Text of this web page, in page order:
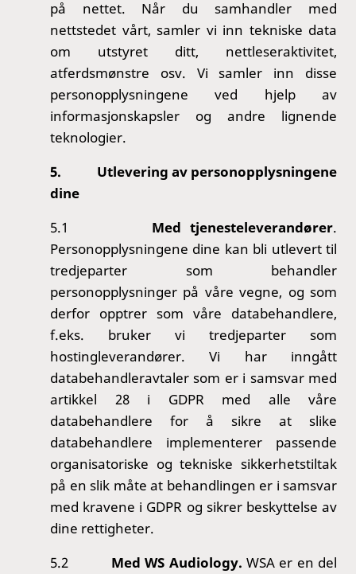
på nettet. Når du samhandler med
nettstedet vårt, samler vi inn tekniske data
om utstyret ditt, nettleseraktivitet,
atferdsmønstre osv. Vi samler inn disse
personopplysningene ved hjelp av
informasjonskapsler og andre lignende
teknologier.
5.
Utlevering av personopplysningene
dine
5.1 Med tjenesteleverandører.
Personopplysningene dine kan bli utlevert til
tredjeparter som behandler
personopplysninger på våre vegne, og som
derfor opptrer som våre databehandlere,
f.eks. bruker vi tredjeparter som
hostingleverandører. Vi har inngått
databehandleravtaler som er i samsvar med
artikkel 28 i GDPR med alle våre
databehandlere for å sikre at slike
databehandlere implementerer passende
organisatoriske og tekniske sikkerhetstiltak
på en slik måte at behandlingen er i samsvar
med kravene i GDPR og sikrer beskyttelse av
dine rettigheter.
5.2 Med WS Audiology. WSA er en del